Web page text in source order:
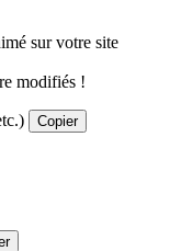
sur votre site
modifiés !
Copier